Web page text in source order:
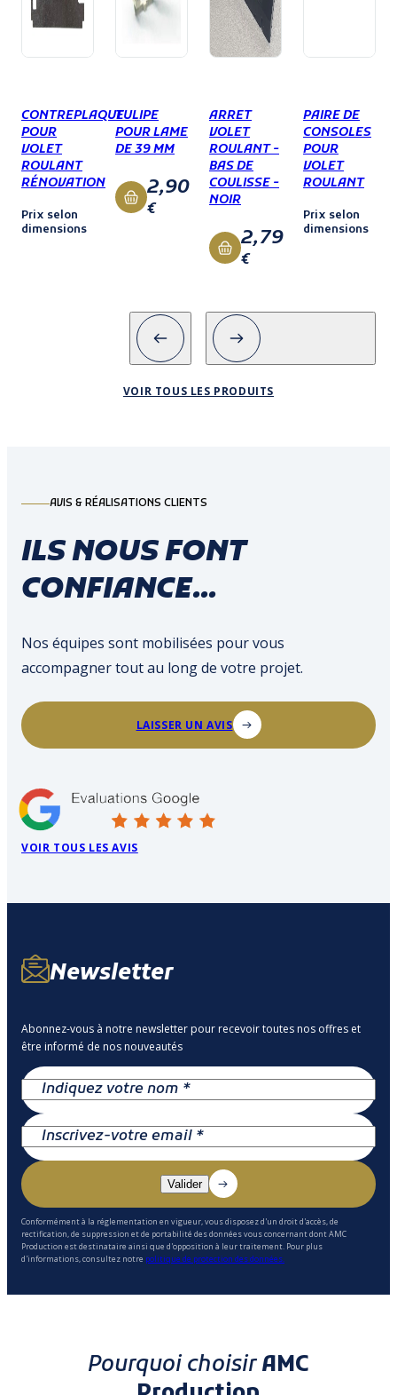
CONTREPLAQUE
POUR
VOLET
ROULANT
RÉNOVATION
Prix selon
dimensions
TULIPE
POUR LAME
DE 39 MM
2,90
€
ARRET
VOLET
ROULANT -
BAS DE
COULISSE -
NOIR
2,79
€
PAIRE DE
CONSOLES
POUR
VOLET
ROULANT
Prix selon
dimensions
VOIR TOUS LES PRODUITS
AVIS & RÉALISATIONS CLIENTS
ILS NOUS FONT
CONFIANCE...
Nos équipes sont mobilisées pour vous
accompagner tout au long de votre projet.
LAISSER UN AVIS
VOIR TOUS LES AVIS
Newsletter
Abonnez-vous à notre newsletter pour recevoir toutes nos offres et
être informé de nos nouveautés
Conformément à la réglementation en vigueur, vous disposez d'un droit d'accès, de
rectification, de suppression et de portabilité des données vous concernant dont AMC
Production est destinataire ainsi que d'opposition à leur traitement. Pour plus
d'informations, consultez notre politique de protection des données.
Pourquoi choisirAMC